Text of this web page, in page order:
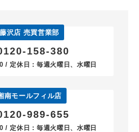
藤沢店 売買営業部
158-380
/ 定休日：毎週火曜日、水曜日
南モールフィル店
989-655
/ 定休日：毎週火曜日、水曜日